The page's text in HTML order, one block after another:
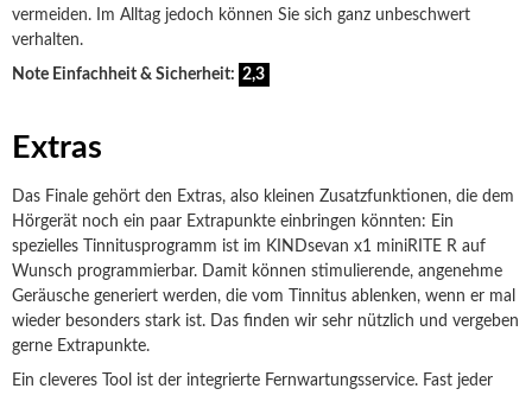
vermeiden. Im Alltag jedoch können Sie sich ganz unbeschwert
verhalten.
Note Einfachheit & Sicherheit: 2,3
Extras
Das Finale gehört den Extras, also kleinen Zusatzfunktionen, die dem
Hörgerät noch ein paar Extrapunkte einbringen könnten: Ein
spezielles Tinnitusprogramm ist im KINDsevan x1 miniRITE R auf
Wunsch programmierbar. Damit können stimulierende, angenehme
Geräusche generiert werden, die vom Tinnitus ablenken, wenn er mal
wieder besonders stark ist. Das finden wir sehr nützlich und vergeben
gerne Extrapunkte.
Ein cleveres Tool ist der integrierte Fernwartungsservice. Fast jeder